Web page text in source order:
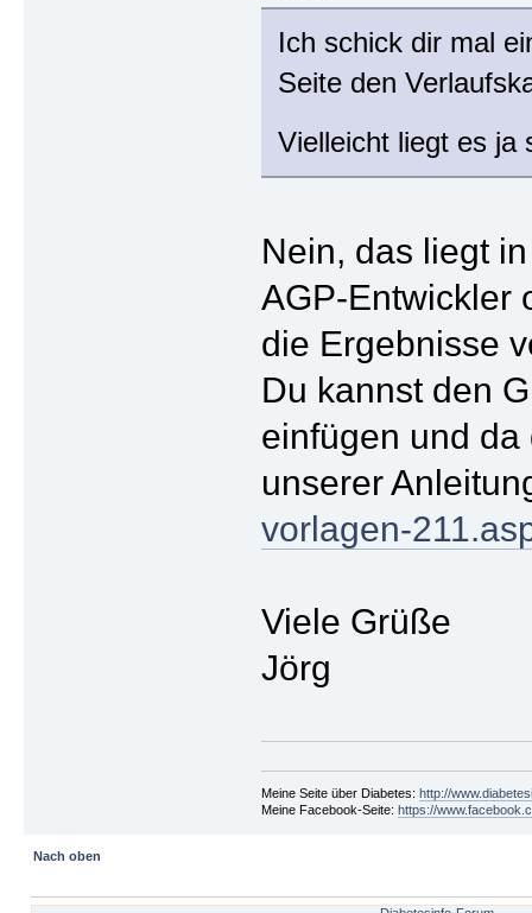
Ich schick dir mal
Seite den
Vielleicht liegt es ja
Nein, das liegt
AGP-Entwickler
die Ergebnisse
Du kannst den
einfügen und
unserer
vorlagen-
Viele Grüße
Jörg
Meine Seite über Diabetes: http://
Meine Facebook-Seite: https://
Nach oben